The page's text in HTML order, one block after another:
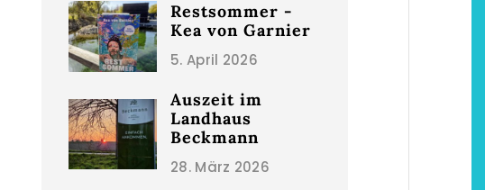
Die schönsten Hofcafés am
Niederrhein
Restsommer -
Kea von Garnier
5. April 2026
Auszeit im
Landhaus
Beckmann
28. März 2026